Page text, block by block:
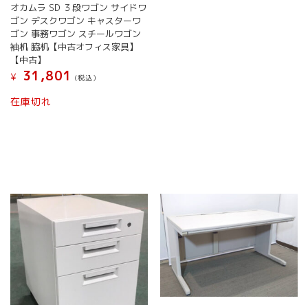
オカムラ SD ３段ワゴン サイドワ
ゴン デスクワゴン キャスターワ
ゴン 事務ワゴン スチールワゴン
袖机 脇机【中古オフィス家具】
【中古】
¥
31,801 (税込）
在庫切れ